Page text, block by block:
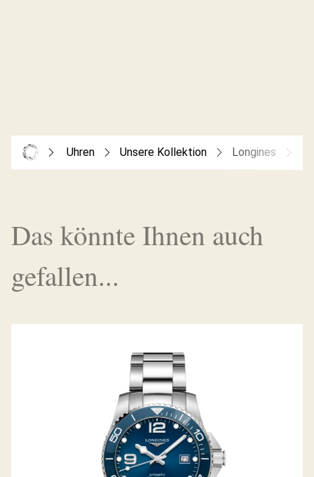
Uhren Unsere Kollektion Longines
Das könnte Ihnen auch
gefallen...
HYDROCONQUEST